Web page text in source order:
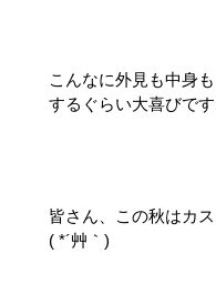
こんなに外見も中身
するぐらい大喜びです
皆さん、この秋はカ
( *´艸｀)